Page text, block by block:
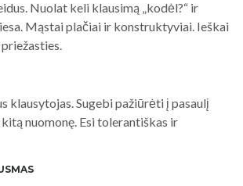
Nuolat keli klausimą „kodėl?“ ir
Mąstai plačiai ir konstruktyviai. Ieškai
klausytojas. Sugebi pažiūrėti į pasaulį
nuomonę. Esi tolerantiškas ir